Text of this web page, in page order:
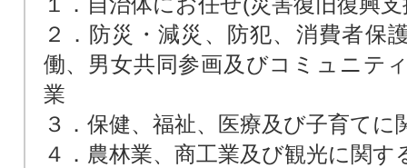
２．防災・減災、防犯、消費者保
働、男女共同参画及びコミュニテ
業
３．保健、福祉、医療及び子育てに
４．農林業、商工業及び観光に関す